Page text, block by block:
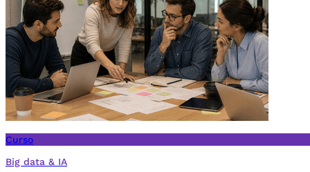
Curso
Big data & IA